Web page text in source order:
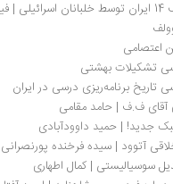
اعتصامی
تشکیلات بهشتی
برنامه‌ریزی درسی در ایران
آقای ف.ف | حامد مقامی
جدید! | حمید داوودآبادی
آتوود | سیده فرخنده پورنصرانی
سوسیالیستی | کمال اطهاری